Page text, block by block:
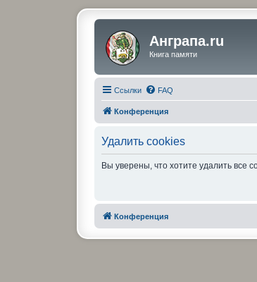
Анграпа.ru
Книга памяти
Ссылки FAQ
Конференция
Удалить cookies
Вы уверены, что хотите удалить все
Конференция